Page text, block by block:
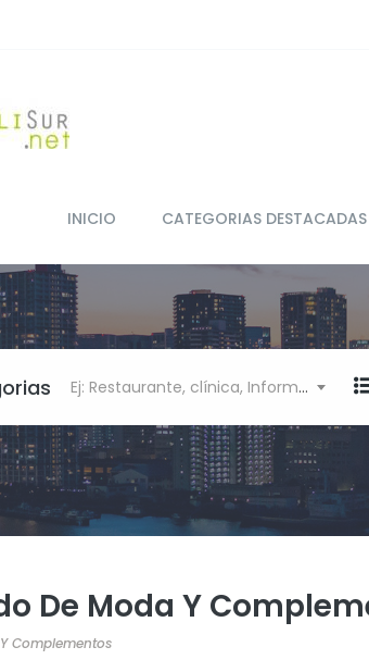
INICIO CATEGORIAS DESTACADAS
Ej: Restaurante, clínica, Informática
De Moda Y
Complementos